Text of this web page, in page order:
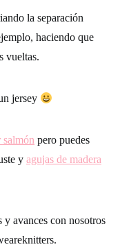
la separación
haciendo que
vueltas.
jersey
pero puedes
y agujas de madera
avances con nosotros